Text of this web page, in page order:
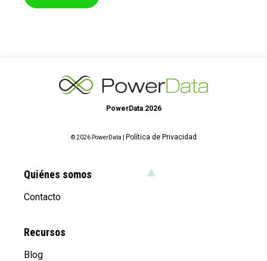
PowerData 2026
© 2026 PowerData | Política de Privacidad
Quiénes somos
Contacto
Recursos
Blog